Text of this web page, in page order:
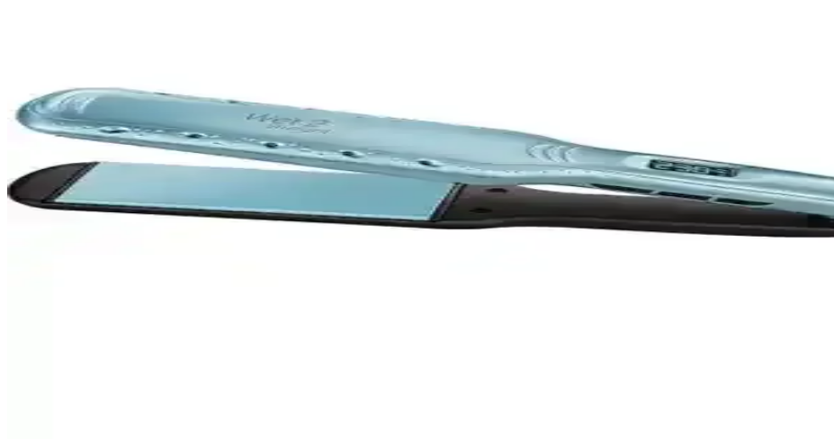
Dempower DP-08 ve Raks Trend saç düzleştiricilerin özellikleri, performansları ve kullanıcı yorumlarıyla karşılaştırması. Hangi modelin
Goldmaster GM-7176B Melisa Saç Düzleştirici: Şık Tasarımı ve Gelişmiş Özellikleriyle Profesyonel Saç
Goldmaster GM-7176B Melisa saç düzleştirici, şık tasarımı, turmalin ve seramik plakalarıyla saçlara zarar vermeden mükemmel sonuçlar sağlar,
Awox Fold 800 W Katlanabilir Saç Kurutma Makinesi ve Dempower Seyahat Tipi Mini Saç Düzleştirici
İki popüler seyahat saç bakım cihazını karşılaştırıyoruz. Awox katlanabilir kurutma ve Dempower mini düzleştirici, farklı ihtiyaçlara uygun